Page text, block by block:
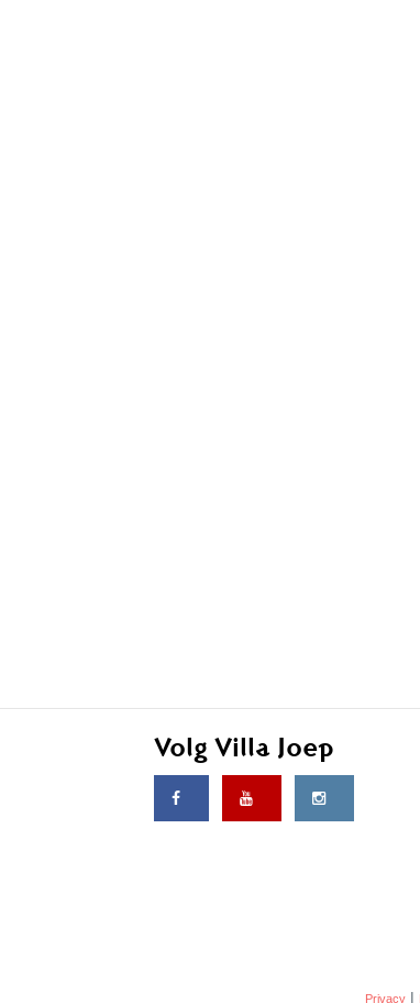
Volg Villa Joep
Privacy |